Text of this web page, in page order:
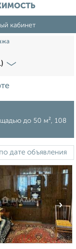
кабинет
до 50 м², 108
›